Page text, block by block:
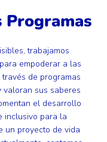
Programas
trabajamos
empoderar a las
de programas
valoran sus saberes
el desarrollo
inclusivo para la
un proyecto de vida